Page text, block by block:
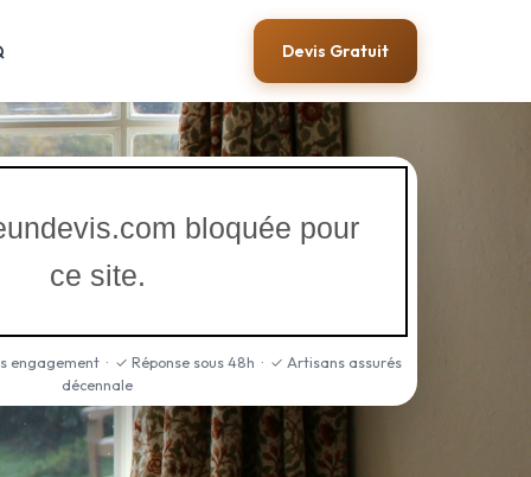
Devis Gratuit
bloquée pour
ce site.
engagement · ✓ Réponse sous 48h · ✓ Artisans assurés
décennale